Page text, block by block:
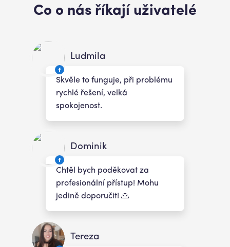
Co o nás říkají uživatelé
Ludmila
Skvěle to funguje, při problému
rychlé řešení, velká
spokojenost.
Dominik
Chtěl bych poděkovat za
profesionální přístup! Mohu
jedině doporučit! 🙏
Tereza